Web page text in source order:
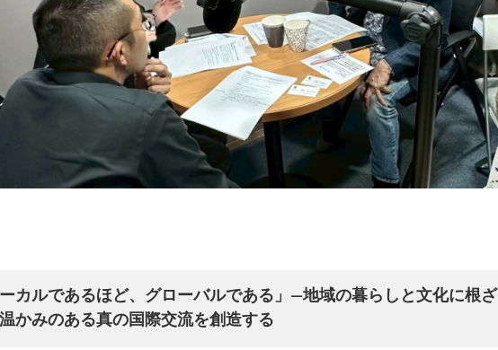
カルであるほど、グローバルである」—地域の暮らしと文化に根ざ
かみのある真の国際交流を創造する